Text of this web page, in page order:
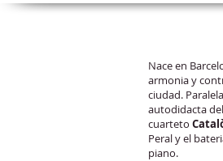
Nace en
armonia y
ciudad.
autodidacta
cuarteto
Peral y el
piano.